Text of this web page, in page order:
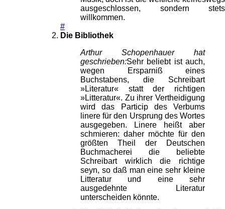
ausgeschlossen, sondern stets
willkommen.
#
Die Bibliothek
Arthur Schopenhauer hat
geschrieben:Sehr beliebt ist auch,
wegen Ersparniß eines
Buchstabens, die Schreibart
»Literatur« statt der richtigen
»Litteratur«. Zu ihrer Vertheidigung
wird das Particip des Verbums
linere für den Ursprung des Wortes
ausgegeben. Linere heißt aber
schmieren: daher möchte für den
größten Theil der Deutschen
Buchmacherei die beliebte
Schreibart wirklich die richtige
seyn, so daß man eine sehr kleine
Litteratur und eine sehr
ausgedehnte Literatur
unterscheiden könnte.